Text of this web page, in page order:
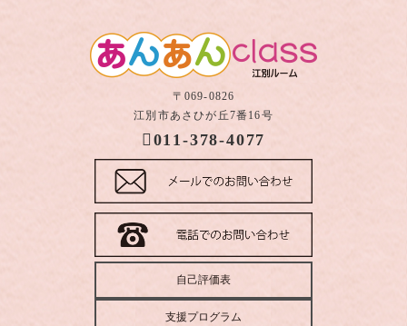
〒069-0826
江別市あさひが丘7番16号
011-378-4077
自己評価表
支援プログラム